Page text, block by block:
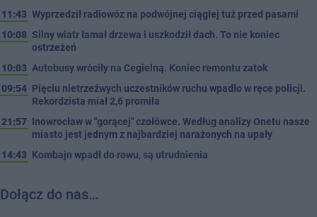
11:43 Wyprzedził radiowóz na podwójnej ciągłej tuż przed pasami
10:08 Silny wiatr łamał drzewa i uszkodził dach. To nie koniec
ostrzeżeń
10:03 Autobusy wróciły na Cegielną. Koniec remontu zatok
09:54 Pięciu nietrzeźwych uczestników ruchu wpadło w ręce policji.
Rekordzista miał 2,6 promila
21:57 Inowrocław w "gorącej" czołówce. Według analizy Onetu nasze
miasto jest jednym z najbardziej narażonych na upały
14:43 Kombajn wpadł do rowu, są utrudnienia
Dołącz do nas…